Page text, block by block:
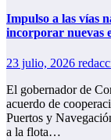
Impulso a las vías
incorporar nuevas
23 julio, 2026
El gobernador de
acuerdo de
Puertos y
a la flota…